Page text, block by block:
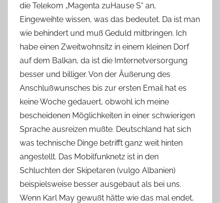
die Telekom „Magenta zuHause S“ an,
Eingeweihte wissen, was das bedeutet. Da ist man
wie behindert und muß Geduld mitbringen. Ich
habe einen Zweitwohnsitz in einem kleinen Dorf
auf dem Balkan, da ist die Imternetversorgung
besser und billiger. Von der Äußerung des
Anschlußwunsches bis zur ersten Email hat es
keine Woche gedauert, obwohl ich meine
bescheidenen Möglichkeiten in einer schwierigen
Sprache ausreizen mußte. Deutschland hat sich
was technische Dinge betrifft ganz weit hinten
angestellt. Das Mobilfunknetz ist in den
Schluchten der Skipetaren (vulgo Albanien)
beispielsweise besser ausgebaut als bei uns.
Wenn Karl May gewußt hätte wie das mal endet,